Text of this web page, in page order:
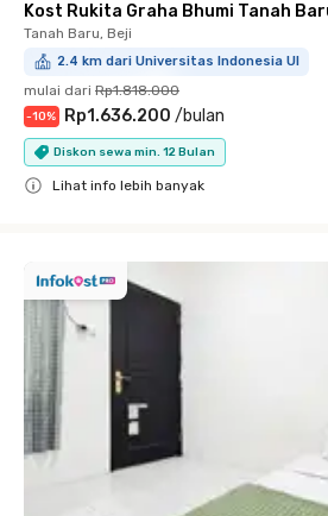
Kost Rukita Graha Bhumi Tanah
Tanah Baru, Beji
2.4 km dari Universitas Indonesia UI
mulai dari Rp1.818.000
-10% Rp1.636.200 /bulan
Diskon sewa min. 12 Bulan
Lihat info lebih banyak